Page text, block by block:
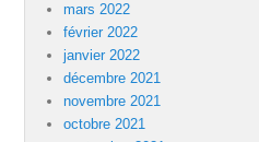
mars 2022
février 2022
janvier 2022
décembre 2021
novembre 2021
octobre 2021